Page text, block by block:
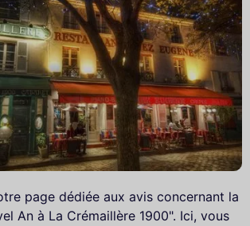
page dédiée aux avis concernant la
An à La Crémaillère 1900". Ici, vous